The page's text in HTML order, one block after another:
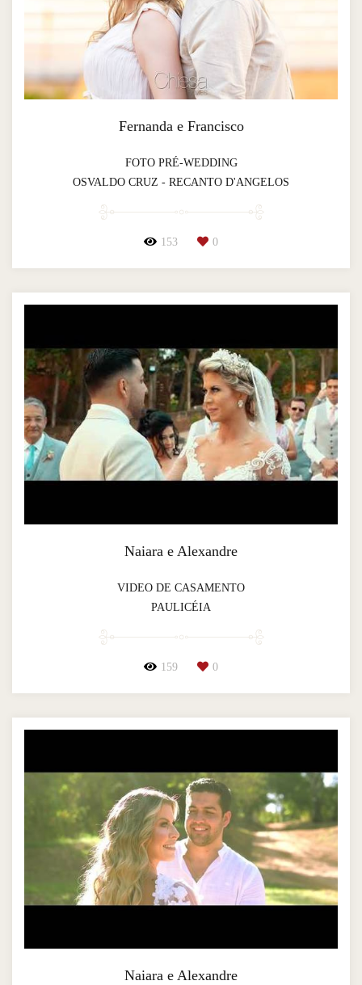
Fernanda e Francisco
FOTO PRÉ-WEDDING
OSVALDO CRUZ - RECANTO D'ANGELOS
153 0
Naiara e Alexandre
VIDEO DE CASAMENTO
PAULICÉIA
159 0
Naiara e Alexandre